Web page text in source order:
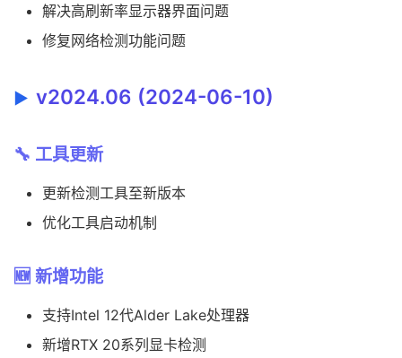
解决高刷新率显示器界面问题
修复网络检测功能问题
v2024.06 (2024-06-10)
🔧 工具更新
更新检测工具至新版本
优化工具启动机制
🆕 新增功能
支持Intel 12代Alder Lake处理器
新增RTX 20系列显卡检测